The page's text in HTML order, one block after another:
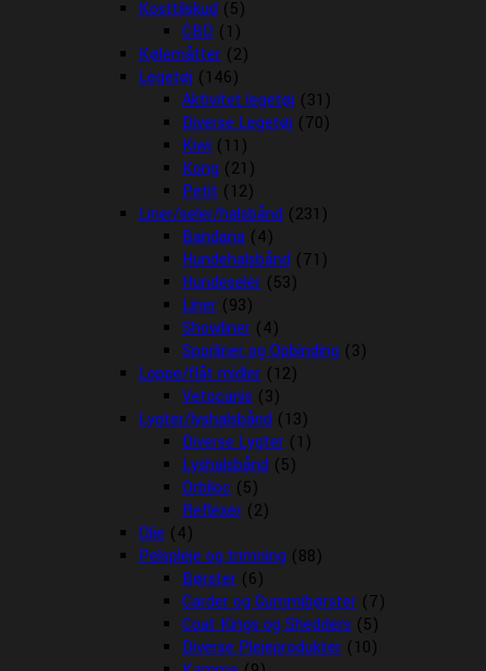
Kosttilskud (5)
CBD (1)
Kølemåtter (2)
Legetøj (146)
Aktivitet legetøj (31)
Diverse Legetøj (70)
Kiwi (11)
Kong (21)
Petit (12)
Liner/seler/halsbånd (231)
Bandana (4)
Hundehalsbånd (71)
Hundeseler (53)
Liner (93)
Showliner (4)
Sporliner og Opbinding (3)
Loppe/flåt midler (12)
Vetocanis (3)
Lygter/lyshalsbånd (13)
Diverse Lygter (1)
Lyshalsbånd (5)
Orbiloc (5)
Reflexer (2)
Olie (4)
Pelspleje og trimning (88)
Børster (6)
Carder og Gummibørster (7)
Coat Kings og Shedders (5)
Diverse Plejeprodukter (10)